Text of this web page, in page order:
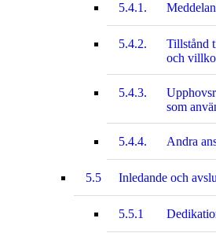
5.4.1.
5.4.2.
Tillstånd
och
5.4.3.
som
5.4.4. Andra
5.5 Inledande och
5.5.1